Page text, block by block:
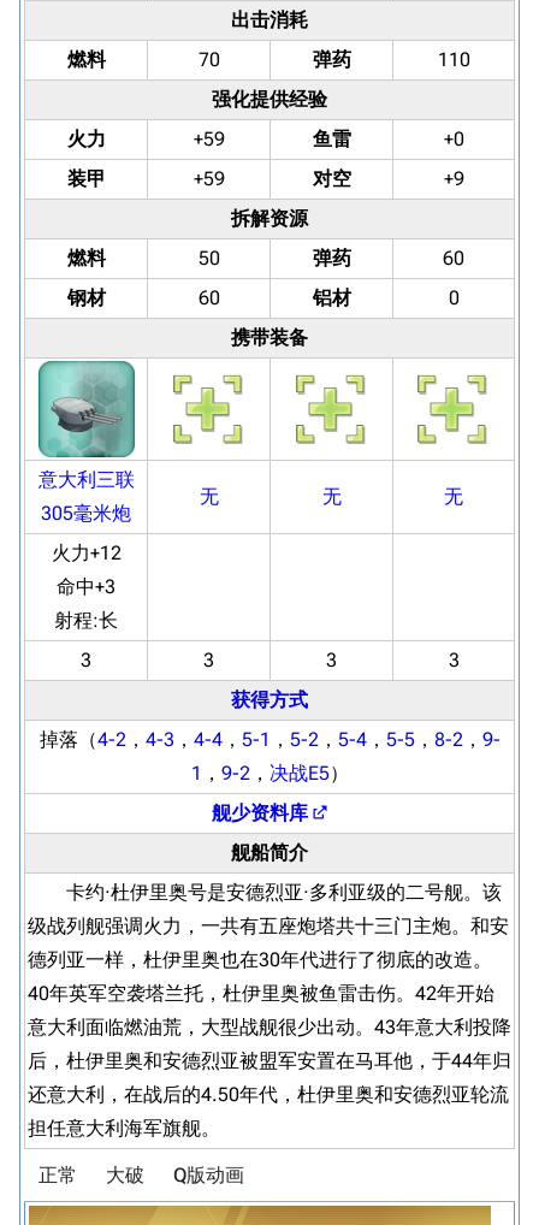
出击消耗
燃料
70 弹药
110
强化提供经验
火力
+59 鱼雷
+0
装甲
+59 对空
+9
拆解资源
燃料
50 弹药
60
钢材
60 铝材
0
携带装备
意大利三联
305毫米炮
无 无 无
火力+12
命中+3
射程:长
3
3 3
3
获得方式
掉落（4-2， 4-3 ， 4-4， 5-1 ， 5-2， 5-4， 5-5， 8-2， 9-
1 ， 9-2， 决战E5）
舰少资料库
舰船简介
卡约·杜伊里奥号是安德烈亚·多利亚级的二号舰。该
级战列舰强调火力，一共有五座炮塔共十三门主炮。和安
德列亚一样，杜伊里奥也在30年代进行了彻底的改造。
40年英军空袭塔兰托，杜伊里奥被鱼雷击伤。42年开始
意大利面临燃油荒，大型战舰很少出动。43年意大利投降
后，杜伊里奥和安德烈亚被盟军安置在马耳他，于44年归
还意大利，在战后的4.50年代，杜伊里奥和安德烈亚轮流
担任意大利海军旗舰。
正常 大破 Q版动画